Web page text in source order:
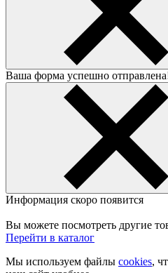
Ваша форма успешно
Информация скоро появится
Вы можете посмотреть другие
Перейти в каталог
Мы используем файлы cookies,